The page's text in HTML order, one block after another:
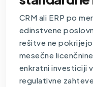
CRM ali ERP po
edinstvene
rešitve ne
mesečne
enkratni investiciji
regulativne